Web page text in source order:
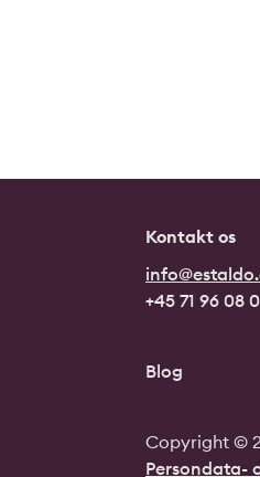
Kontakt os
+45 71 96 08
Blog
Copyright ©
Persondata-